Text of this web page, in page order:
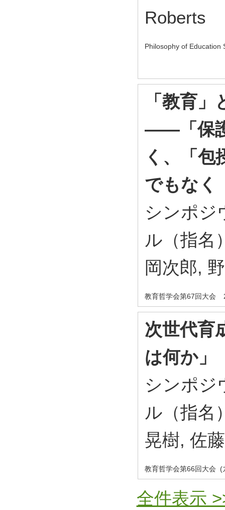
Roberts
Philosophy of
「教育
――「保
く、「包
でもなく
シンポジ
ル（指名
岡次郎,
教育哲学会第67回大会
次世代育
は何か」
シンポジ
ル（指名
晃樹, 佐
教育哲学会第66回大会
全件表示